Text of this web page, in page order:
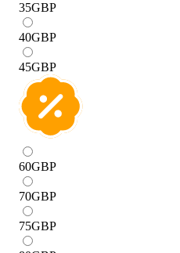
35GBP
40GBP
45GBP
60GBP
70GBP
75GBP